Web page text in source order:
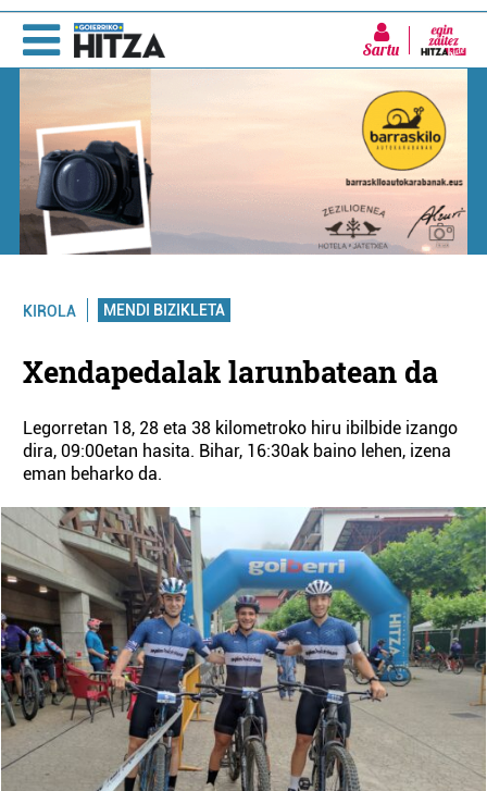
Sartu
KIROLA MENDI BIZIKLETA
Xendapedalak larunbatean da
Legorretan 18, 28 eta 38 kilometroko hiru ibilbide izango
dira, 09:00etan hasita. Bihar, 16:30ak baino lehen, izena
eman beharko da.